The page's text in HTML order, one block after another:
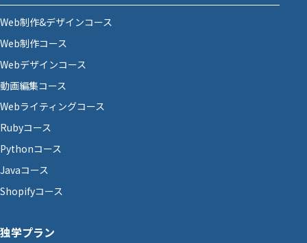
Web制作&デザインコース
Web制作コース
Webデザインコース
動画編集コース
Webライティングコース
Rubyコース
Pythonコース
Javaコース
Shopifyコース
独学プラン